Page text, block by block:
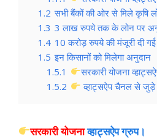
1.2 सभी बैंकों की ओर से मिले कृषि
1.3 3 लाख रुपये तक के लोन पर
1.4 10 करोड़ रुपये की मंजूरी दी गई
1.5 इन किसानों को मिलेगा अनुदान
1.5.1
सरकारी योजना
1.5.2
व्हाट्सऐप चैनल से
सरकारी योजनाव्हाट्सऐप ग्रुप।